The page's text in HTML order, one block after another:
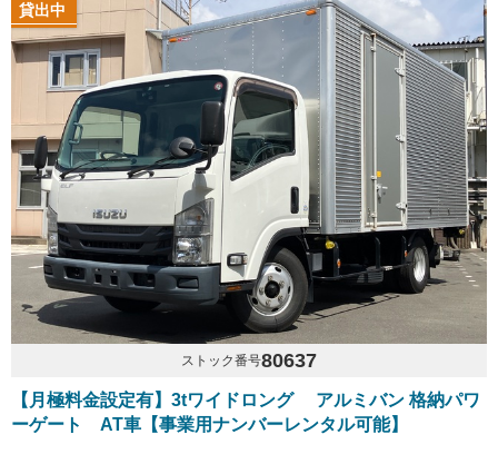
貸出中
ストック番号80637
【月極料金設定有】3tワイドロング アルミバン 格納パワ
ーゲート AT車【事業用ナンバーレンタル可能】